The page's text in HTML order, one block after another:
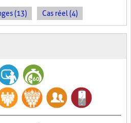
(13) Cas réel (4)